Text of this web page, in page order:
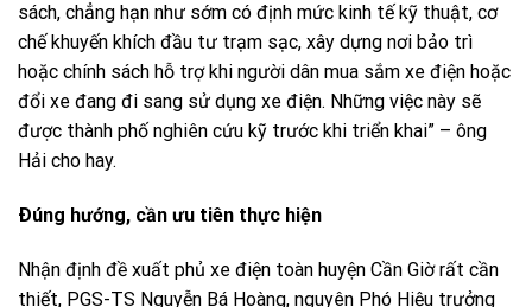
sách, chẳng hạn như sớm có định mức kinh tế kỹ thuật, cơ
chế khuyến khích đầu tư trạm sạc, xây dựng nơi bảo trì
hoặc chính sách hỗ trợ khi người dân mua sắm xe điện hoặc
đổi xe đang đi sang sử dụng xe điện. Những việc này sẽ
được thành phố nghiên cứu kỹ trước khi triển khai” – ông
Hải cho hay.
Ðúng hướng, cần ưu tiên thực hiện
Nhận định đề xuất phủ xe điện toàn huyện Cần Giờ rất cần
thiết, PGS-TS Nguyễn Bá Hoàng, nguyên Phó Hiệu trưởng